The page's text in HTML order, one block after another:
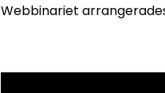
Webbinariet